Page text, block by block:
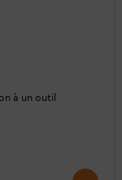
à un outil